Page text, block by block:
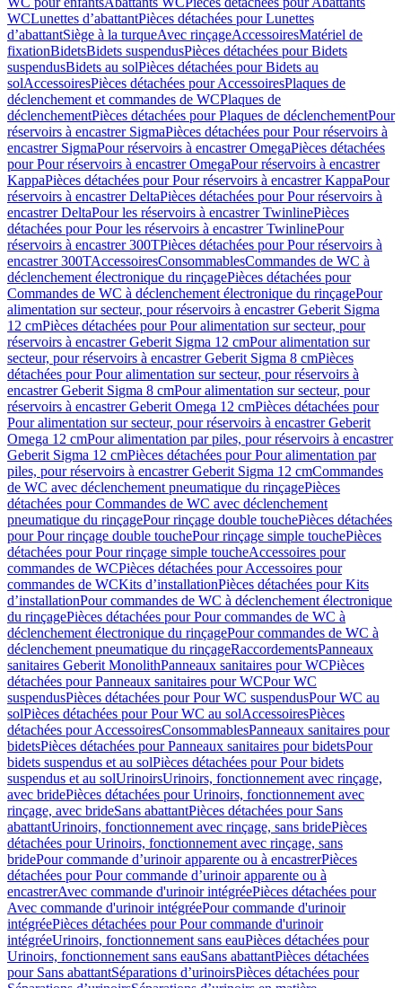
WCLunettes d’abattantPièces détachées pour Lunettes
d’abattantSiège à la turqueAvec rinçageAccessoiresMatériel de
fixationBidetsBidets suspendusPièces détachées pour Bidets
suspendusBidets au solPièces détachées pour Bidets au
solAccessoiresPièces détachées pour AccessoiresPlaques de
déclenchement et commandes de WCPlaques de
déclenchementPièces détachées pour Plaques de déclenchementPour
réservoirs à encastrer SigmaPièces détachées pour Pour réservoirs à
encastrer SigmaPour réservoirs à encastrer OmegaPièces détachées
pour Pour réservoirs à encastrer OmegaPour réservoirs à encastrer
KappaPièces détachées pour Pour réservoirs à encastrer KappaPour
réservoirs à encastrer DeltaPièces détachées pour Pour réservoirs à
encastrer DeltaPour les réservoirs à encastrer TwinlinePièces
détachées pour Pour les réservoirs à encastrer TwinlinePour
réservoirs à encastrer 300TPièces détachées pour Pour réservoirs à
encastrer 300TAccessoiresConsommablesCommandes de WC à
déclenchement électronique du rinçagePièces détachées pour
Commandes de WC à déclenchement électronique du rinçagePour
alimentation sur secteur, pour réservoirs à encastrer Geberit Sigma
12 cmPièces détachées pour Pour alimentation sur secteur, pour
réservoirs à encastrer Geberit Sigma 12 cmPour alimentation sur
secteur, pour réservoirs à encastrer Geberit Sigma 8 cmPièces
détachées pour Pour alimentation sur secteur, pour réservoirs à
encastrer Geberit Sigma 8 cmPour alimentation sur secteur, pour
réservoirs à encastrer Geberit Omega 12 cmPièces détachées pour
Pour alimentation sur secteur, pour réservoirs à encastrer Geberit
Omega 12 cmPour alimentation par piles, pour réservoirs à encastrer
Geberit Sigma 12 cmPièces détachées pour Pour alimentation par
piles, pour réservoirs à encastrer Geberit Sigma 12 cmCommandes
de WC avec déclenchement pneumatique du rinçagePièces
détachées pour Commandes de WC avec déclenchement
pneumatique du rinçagePour rinçage double touchePièces détachées
pour Pour rinçage double touchePour rinçage simple touchePièces
détachées pour Pour rinçage simple toucheAccessoires pour
commandes de WCPièces détachées pour Accessoires pour
commandes de WCKits d’installationPièces détachées pour Kits
d’installationPour commandes de WC à déclenchement électronique
du rinçagePièces détachées pour Pour commandes de WC à
déclenchement électronique du rinçagePour commandes de WC à
déclenchement pneumatique du rinçageRaccordementsPanneaux
sanitaires Geberit MonolithPanneaux sanitaires pour WCPièces
détachées pour Panneaux sanitaires pour WCPour WC
suspendusPièces détachées pour Pour WC suspendusPour WC au
solPièces détachées pour Pour WC au solAccessoiresPièces
détachées pour AccessoiresConsommablesPanneaux sanitaires pour
bidetsPièces détachées pour Panneaux sanitaires pour bidetsPour
bidets suspendus et au solPièces détachées pour Pour bidets
suspendus et au solUrinoirsUrinoirs, fonctionnement avec rinçage,
avec bridePièces détachées pour Urinoirs, fonctionnement avec
rinçage, avec brideSans abattantPièces détachées pour Sans
abattantUrinoirs, fonctionnement avec rinçage, sans bridePièces
détachées pour Urinoirs, fonctionnement avec rinçage, sans
bridePour commande d’urinoir apparente ou à encastrerPièces
détachées pour Pour commande d’urinoir apparente ou à
encastrerAvec commande d'urinoir intégréePièces détachées pour
Avec commande d'urinoir intégréePour commande d'urinoir
intégréePièces détachées pour Pour commande d'urinoir
intégréeUrinoirs, fonctionnement sans eauPièces détachées pour
Urinoirs, fonctionnement sans eauSans abattantPièces détachées
pour Sans abattantSéparations d’urinoirsPièces détachées pour